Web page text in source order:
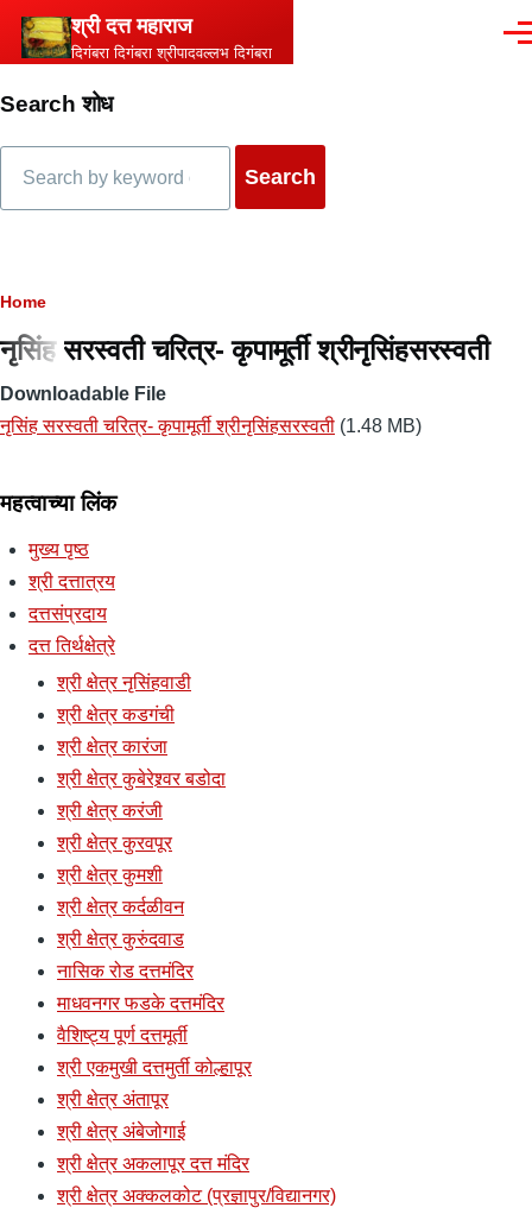
Skip to main content
श्री दत्त महाराज
दिगंबरा दिगंबरा श्रीपादवल्लभ दिगंबरा
Search शोध
Breadcrumb
Home
नृसिंह सरस्वती चरित्र- कृपामूर्ती श्रीनृसिंहसरस्वती
Downloadable File
नृसिंह सरस्वती चरित्र- कृपामूर्ती श्रीनृसिंहसरस्वती (1.48 MB)
महत्वाच्या लिंक
मुख्य पृष्ठ
श्री दत्तात्रय
दत्तसंप्रदाय
दत्त तिर्थक्षेत्रे
श्री क्षेत्र नृसिंहवाडी
श्री क्षेत्र कडगंची
श्री क्षेत्र कारंजा
श्री क्षेत्र कुबेरेश्र्वर बडोदा
श्री क्षेत्र करंजी
श्री क्षेत्र कुरवपूर
श्री क्षेत्र कुमशी
श्री क्षेत्र कर्दळीवन
श्री क्षेत्र कुरुंदवाड
नासिक रोड दत्तमंदिर
माधवनगर फडके दत्तमंदिर
वैशिष्ट्य पूर्ण दत्तमूर्ती
श्री एकमुखी दत्तमुर्ती कोल्हापूर
श्री क्षेत्र अंतापूर
श्री क्षेत्र अंबेजोगाई
श्री क्षेत्र अकलापूर दत्त मंदिर
श्री क्षेत्र अक्कलकोट (प्रज्ञापुर/विद्यानगर)